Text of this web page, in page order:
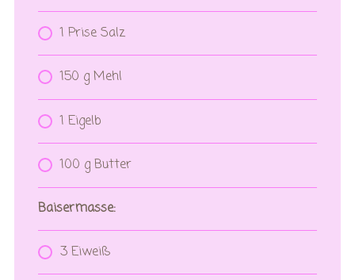
1 Prise Salz
150 g Mehl
1 Eigelb
100 g Butter
Baisermasse:
3 Eiweiß